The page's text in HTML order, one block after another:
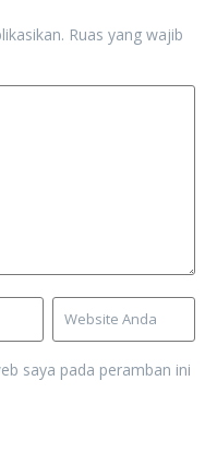
Ruas yang wajib
saya pada peramban ini